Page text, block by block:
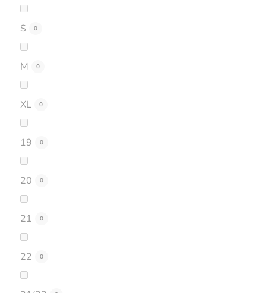
S 0
M 0
XL 0
19 0
20 0
21 0
22 0